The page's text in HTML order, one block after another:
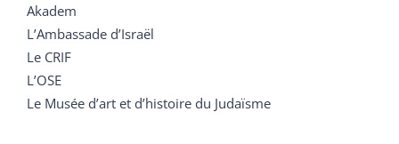
Akadem
L’Ambassade d’Israël
Le CRIF
L’OSE
Le Musée d’art et d’histoire du Judaïsme